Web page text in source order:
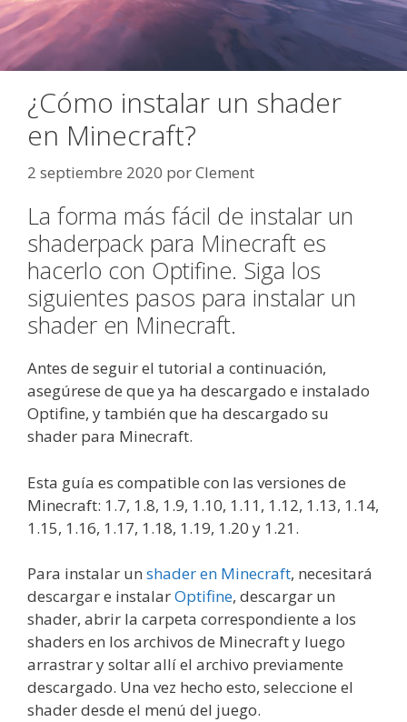
¿Cómo instalar un shader
en Minecraft?
2 septiembre 2020 porClement
La forma más fácil de instalar un
shaderpack para Minecraft es
hacerlo con Optifine. Siga los
siguientes pasos para instalar un
shader en Minecraft.
Antes de seguir el tutorial a continuación,
asegúrese de que ya ha descargado e instalado
Optifine, y también que ha descargado su
shader para Minecraft.
Esta guía es compatible con las versiones de
Minecraft: 1.7, 1.8, 1.9, 1.10, 1.11, 1.12, 1.13, 1.14,
1.15, 1.16, 1.17, 1.18, 1.19, 1.20 y 1.21.
Para instalar un shader en Minecraft, necesitará
descargar e instalarOptifine, descargar un
shader, abrir la carpeta correspondiente a los
shaders en los archivos de Minecraft y luego
arrastrar y soltar allí el archivo previamente
descargado. Una vez hecho esto, seleccione el
shader desde el menú del juego.